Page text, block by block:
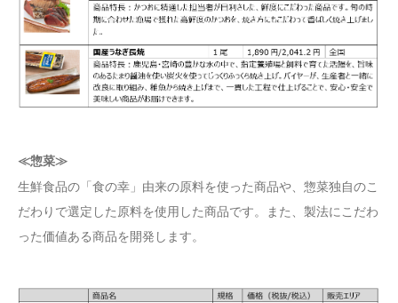
≪惣菜≫
生鮮食品の「食の幸」由来の原料を使った商品や、惣菜独自のこ
だわりで選定した原料を使用した商品です。また、製法にこだわ
った価値ある商品を開発します。